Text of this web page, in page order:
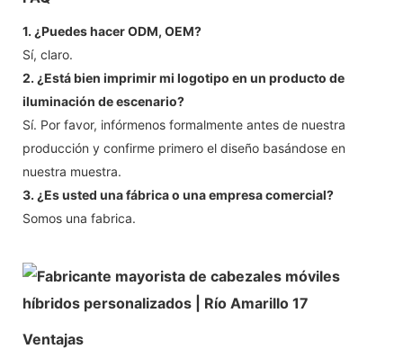
1. ¿Puedes hacer ODM, OEM?
Sí, claro.
2. ¿Está bien imprimir mi logotipo en un producto de
iluminación de escenario?
Sí. Por favor, infórmenos formalmente antes de nuestra
producción y confirme primero el diseño basándose en
nuestra muestra.
3. ¿Es usted una fábrica o una empresa comercial?
Somos una fabrica.
Ventajas